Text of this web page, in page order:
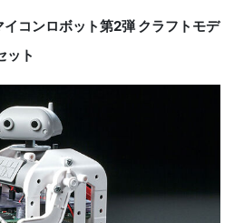
コンロボット第2弾 クラフトモデ
ット